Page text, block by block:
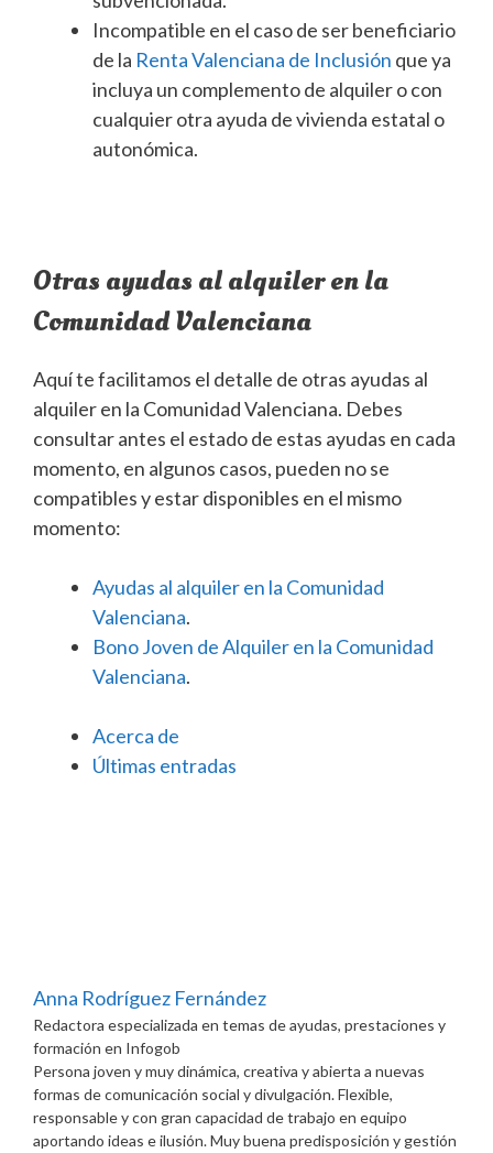
Incompatible en el caso de ser beneficiario
de la Renta Valenciana de Inclusión que ya
incluya un complemento de alquiler o con
cualquier otra ayuda de vivienda estatal o
autonómica.
Otras ayudas al alquiler en la
Comunidad Valenciana
Aquí te facilitamos el detalle de otras ayudas al
alquiler en la Comunidad Valenciana. Debes
consultar antes el estado de estas ayudas en cada
momento, en algunos casos, pueden no se
compatibles y estar disponibles en el mismo
momento:
Ayudas al alquiler en la Comunidad
Valenciana.
Bono Joven de Alquiler en la Comunidad
Valenciana.
Acerca de
Últimas entradas
Anna Rodríguez Fernández
Redactora especializada en temas de ayudas, prestaciones y
formación en Infogob
Persona joven y muy dinámica, creativa y abierta a nuevas
formas de comunicación social y divulgación. Flexible,
responsable y con gran capacidad de trabajo en equipo
aportando ideas e ilusión. Muy buena predisposición y gestión